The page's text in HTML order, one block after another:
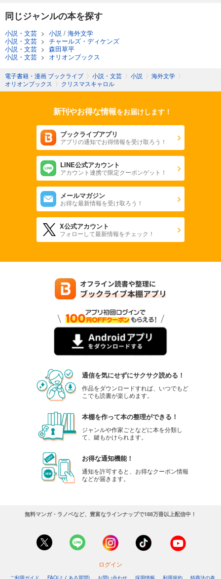
同じジャンルの本を探す
小説・文芸 > 小説 / 海外文学
小説・文芸 > チャールズ・ディケンズ
小説・文芸 > 森田草平
小説・文芸 > オリオンブックス
電子書籍・漫画 ブックライブ 〉 小説・文芸 〉 小説 〉 海外文学 〉
オリオンブックス 〉 クリスマスキャロル
新刊やお得な情報をお届けします！
ブックライブアプリ
アプリの通知でお得情報を受け取ろう！
LINE公式アカウント
アカウント連携で限定クーポンゲット！
メールマガジン
お得な最新情報を受け取ろう！
X公式アカウント
フォローして最新情報をチェック！
通信を気にせずにサクサク読める！
作品をダウンロードすれば、いつでもど
こでも読書が楽しめます。
本棚を作って本の整理ができる！
ジャンルや作家ごとなどに本を分類し
て、鍵もかけられます。
お得な通知機能！
通知を許可すると、お得なクーポン情報
などが届きます。
無料マンガ・ラノベなど、豊富なラインナップで188万冊以上配信中！
ログイン
ご利用ガイド FAQ(よくある質問) お問い合わせ 採用情報 利用規約 特商法の表